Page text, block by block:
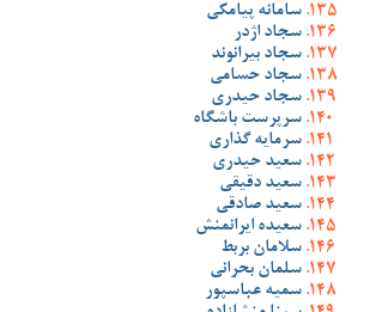
سامانه پیامکی
سجاد اژدر
سجاد بیرانوند
سجاد حسامی
سجاد حیدری
سرپرست باشگاه
سرمایه گذاری
سعید حیدری
سعید دقیقی
سعید صادقی
سعیده ایرانمنش
سلامان بربط
سلمان بحرانی
سمیه عباسپور